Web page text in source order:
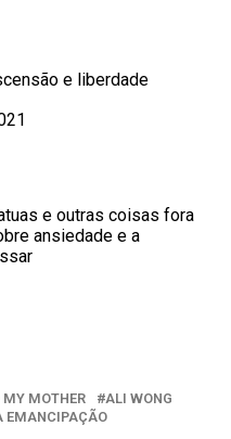
e liberdade
e outras coisas fora
ansiedade e a
MY MOTHER
ALI WONG
EMANCIPAÇÃO